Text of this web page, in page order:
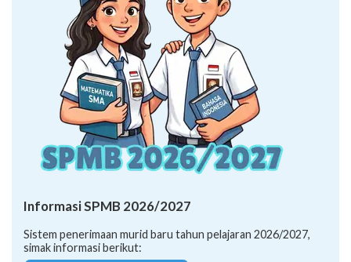
Informasi SPMB 2026/2027
Sistem penerimaan murid baru tahun pelajaran 2026/2027,
simak informasi berikut: